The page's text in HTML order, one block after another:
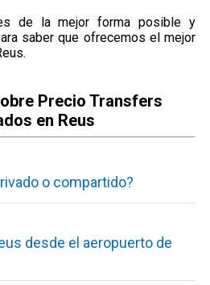
de la mejor forma posible y
saber que ofrecemos el mejor
Precio Transfers
en Reus
o compartido?
de transporte disponibles son
para ti y tus acompañantes.
desde el aeropuerto de
a Reus con un servicio